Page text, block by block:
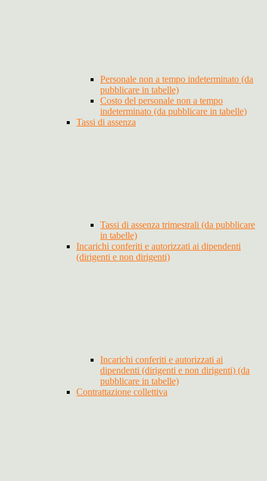
Personale non a tempo indeterminato (da
pubblicare in tabelle)
Costo del personale non a tempo
indeterminato (da pubblicare in tabelle)
Tassi di assenza
Tassi di assenza trimestrali (da pubblicare
in tabelle)
Incarichi conferiti e autorizzati ai dipendenti
(dirigenti e non dirigenti)
Incarichi conferiti e autorizzati ai
dipendenti (dirigenti e non dirigenti) (da
pubblicare in tabelle)
Contrattazione collettiva